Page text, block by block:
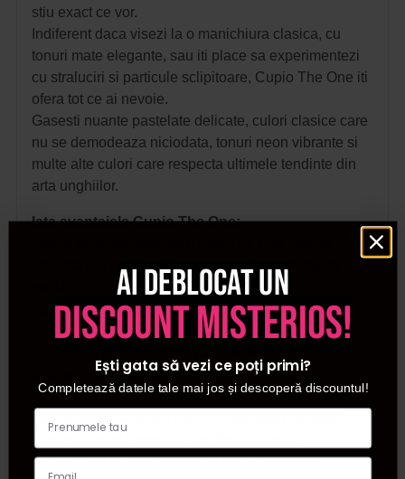
stiu exact ce vor.
Indiferent daca visezi la o manichiura clasica, cu
tonuri mate elegante, sau iti place sa experimentezi
cu straluciri si particule sclipitoare, Cupio The One iti
ofera tot ce ai nevoie.
Gasesti nuante pastelate delicate, culori clasice care
nu se demodeaza niciodata, tonuri neon vibrante si
multe alte culori care respecta ultimele tendinte din
arta unghiilor.
Iata avantajele Cupio The One:
usurinta aplicarii unui lac de unghii cu rezistenta unui
- asigura o rezistenta de pana la 4-6 saptamani pe
unghii;
unul sau doua straturi;
- toate culorile se pot folosi atat la aplicarea clasica a
compatibile si in formulele de lucru combinate;
Ai deblocat un
discount misterios!
Ești gata să vezi ce poți primi?
Completează datele tale mai jos și descoperă discountul!